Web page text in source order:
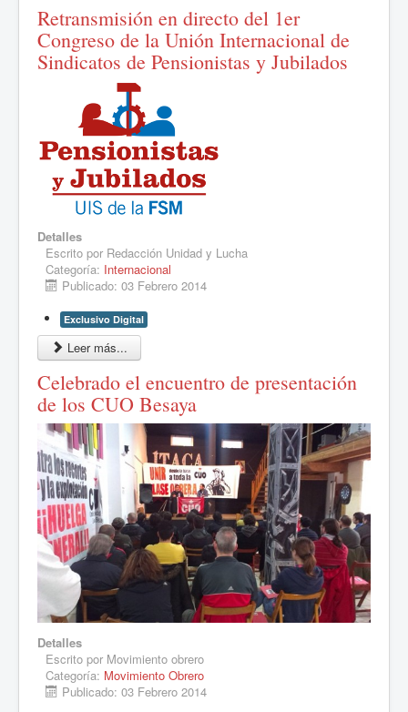
Retransmisión en directo del 1er
Congreso de la Unión Internacional de
Sindicatos de Pensionistas y Jubilados
Detalles
Escrito por Redacción Unidad y Lucha
Categoría: Internacional
Publicado: 03 Febrero 2014
Exclusivo Digital
Leer más...
Celebrado el encuentro de presentación
de los CUO Besaya
Detalles
Escrito por Movimiento obrero
Categoría: Movimiento Obrero
Publicado: 03 Febrero 2014